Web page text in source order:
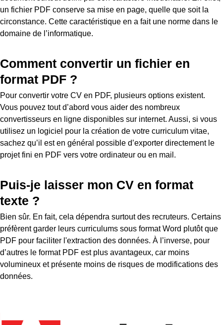
un fichier PDF conserve sa mise en page, quelle que soit la
circonstance. Cette caractéristique en a fait une norme dans le
domaine de l’informatique.
Comment convertir un fichier en
format PDF ?
Pour convertir votre CV en PDF, plusieurs options existent.
Vous pouvez tout d’abord vous aider des nombreux
convertisseurs en ligne disponibles sur internet. Aussi, si vous
utilisez un logiciel pour la création de votre curriculum vitae,
sachez qu’il est en général possible d’exporter directement le
projet fini en PDF vers votre ordinateur ou en mail.
Puis-je laisser mon CV en format
texte ?
Bien sûr. En fait, cela dépendra surtout des recruteurs. Certains
préfèrent garder leurs curriculums sous format Word plutôt que
PDF pour faciliter l'extraction des données. À l’inverse, pour
d’autres le format PDF est plus avantageux, car moins
volumineux et présente moins de risques de modifications des
données.